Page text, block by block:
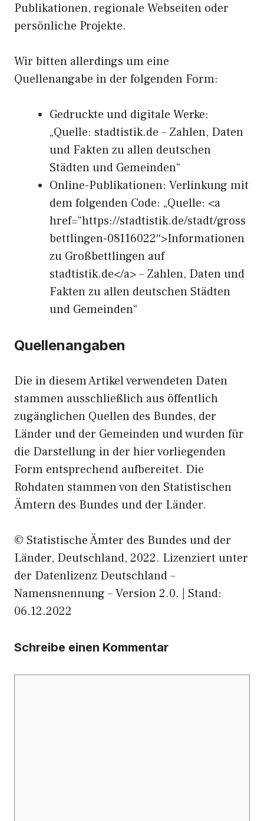
Publikationen, regionale Webseiten oder
persönliche Projekte.
Wir bitten allerdings um eine
Quellenangabe in der folgenden Form:
Gedruckte und digitale Werke:
„Quelle: stadtistik.de – Zahlen, Daten
und Fakten zu allen deutschen
Städten und Gemeinden“
Online-Publikationen: Verlinkung mit
dem folgenden Code: „Quelle: <a
href=“https://stadtistik.de/stadt/gross
bettlingen-08116022″>Informationen
zu Großbettlingen auf
stadtistik.de</a> – Zahlen, Daten und
Fakten zu allen deutschen Städten
und Gemeinden“
Quellenangaben
Die in diesem Artikel verwendeten Daten
stammen ausschließlich aus öffentlich
zugänglichen Quellen des Bundes, der
Länder und der Gemeinden und wurden für
die Darstellung in der hier vorliegenden
Form entsprechend aufbereitet. Die
Rohdaten stammen von den Statistischen
Ämtern des Bundes und der Länder.
© Statistische Ämter des Bundes und der
Länder, Deutschland, 2022. Lizenziert unter
der Datenlizenz Deutschland –
Namensnennung – Version 2.0. | Stand:
06.12.2022
Schreibe einen Kommentar